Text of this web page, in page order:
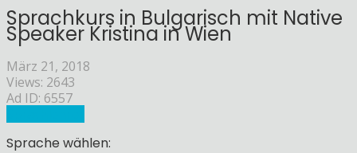
Sprachkurs in Bulgarisch mit Native
Speaker Kristina in Wien
März 21, 2018
Views: 2643
Ad ID: 6557
Sprache wählen: